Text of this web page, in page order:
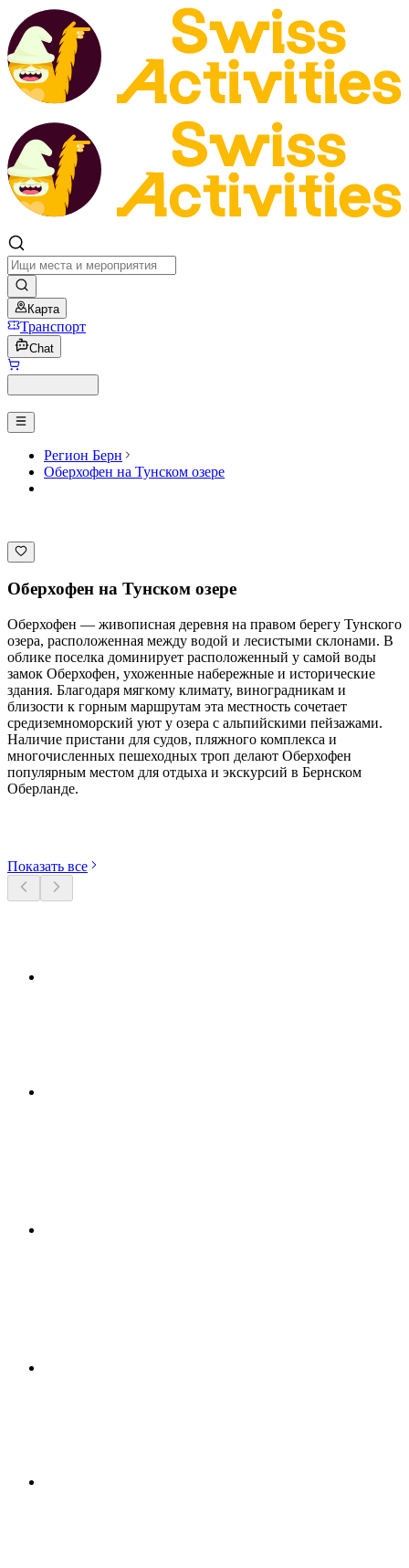
Карта
Транспорт
Chat
Регион Берн
Оберхофен на Тунском озере
Оберхофен на Тунском озере
Оберхофен — живописная деревня на правом берегу Тунского
озера, расположенная между водой и лесистыми склонами. В
облике поселка доминирует расположенный у самой воды
замок Оберхофен, ухоженные набережные и исторические
здания. Благодаря мягкому климату, виноградникам и
близости к горным маршрутам эта местность сочетает
средиземноморский уют у озера с альпийскими пейзажами.
Наличие пристани для судов, пляжного комплекса и
многочисленных пешеходных троп делают Оберхофен
популярным местом для отдыха и экскурсий в Бернском
Оберланде.
Показать все